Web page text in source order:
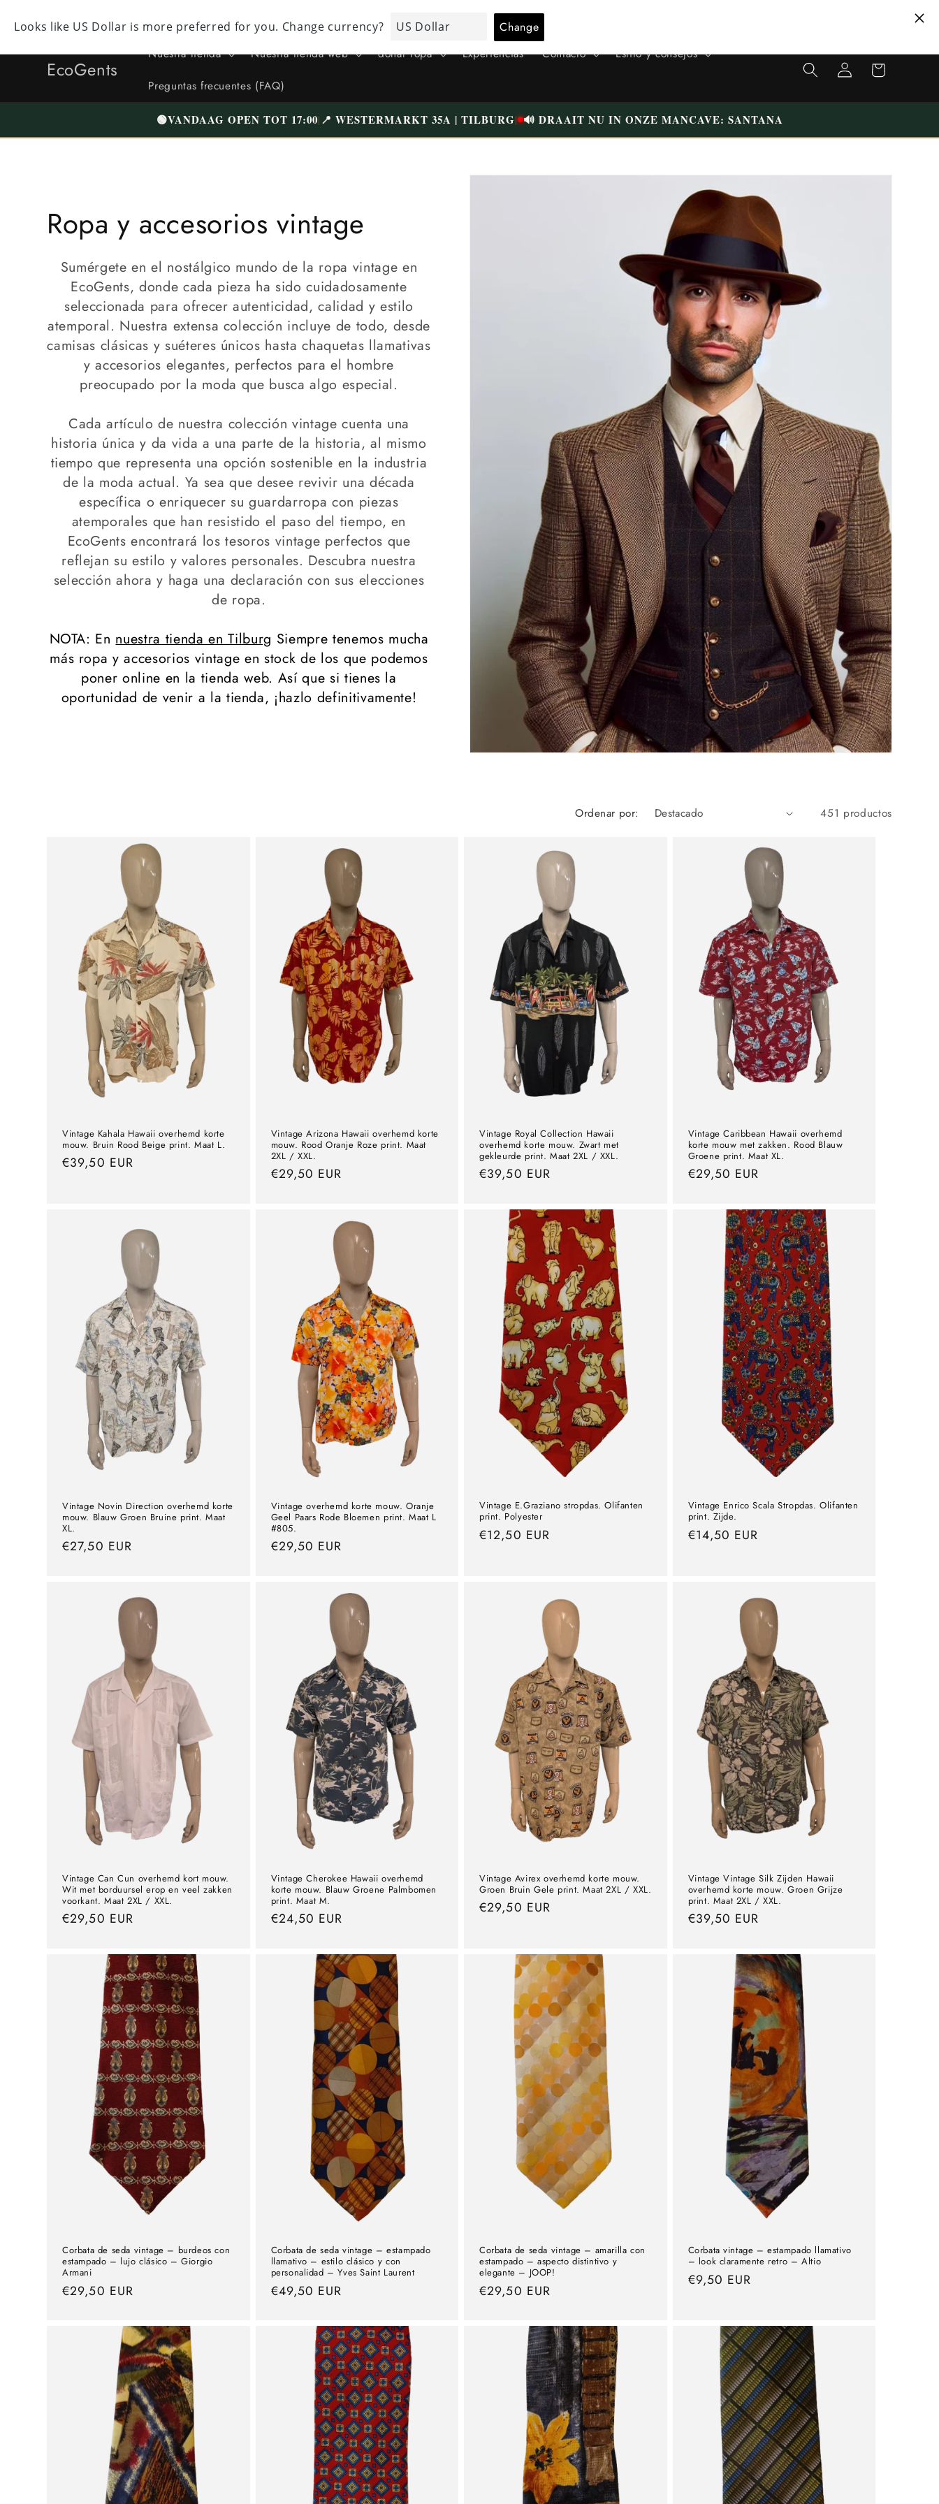
contenido
facebookInstagram
youtubetiktokX
Twitter)
TODA LA ROPA HA SIDO CUIDADOSAMENTE COMPROBADA Y
BIEN LAVADA | ENVÍO GRATIS A PARTIR DE 75€ (NL)
VISITE NUESTRA TIENDA ÚNICA EN TILBURG WESTERMARKT |
EcoGents
Nuestra tienda Nuestra tienda web donar ropa Experiencias Contacto Estilo y consejos
Preguntas frecuentes (FAQ)
Iniciar
sesión
carrito
🟢VANDAAG OPEN TOT 17:00| 📍 WESTERMARKT 35A | TILBURG| 🔊 DRAAIT NU IN ONZE MANCAVE: SANTANA
C
o
e
i
ó
Ropa y accesorios vintage
Sumérgete en el nostálgico mundo de la ropa vintage en
EcoGents, donde cada pieza ha sido cuidadosamente
seleccionada para ofrecer autenticidad, calidad y estilo
atemporal. Nuestra extensa colección incluye de todo, desde
camisas clásicas y suéteres únicos hasta chaquetas llamativas
y accesorios elegantes, perfectos para el hombre
preocupado por la moda que busca algo especial.
Cada artículo de nuestra colección vintage cuenta una
historia única y da vida a una parte de la historia, al mismo
tiempo que representa una opción sostenible en la industria
de la moda actual. Ya sea que desee revivir una década
específica o enriquecer su guardarropa con piezas
atemporales que han resistido el paso del tiempo, en
EcoGents encontrará los tesoros vintage perfectos que
reflejan su estilo y valores personales. Descubra nuestra
selección ahora y haga una declaración con sus elecciones
de ropa.
NOTA: En nuestra tienda en Tilburg Siempre tenemos mucha
más ropa y accesorios vintage en stock de los que podemos
poner online en la tienda web. Así que si tienes la
oportunidad de venir a la tienda, ¡hazlo definitivamente!
Ordenar por: 451 productos
Vintage Kahala Hawaii overhemd korte
mouw. Bruin Rood Beige print. Maat L.
precio
€39,50 EUR
Vintage Arizona Hawaii overhemd korte
mouw. Rood Oranje Roze print. Maat
2XL / XXL.
precio
€29,50 EUR
Vintage Royal Collection Hawaii
overhemd korte mouw. Zwart met
gekleurde print. Maat 2XL / XXL.
precio
€39,50 EUR
Vintage Caribbean Hawaii overhemd
korte mouw met zakken. Rood Blauw
Groene print. Maat XL.
precio
€29,50 EUR
Vintage Novin Direction overhemd korte
mouw. Blauw Groen Bruine print. Maat
XL.
precio
€27,50 EUR
Vintage overhemd korte mouw. Oranje
Geel Paars Rode Bloemen print. Maat L
#805.
precio
€29,50 EUR
Vintage E.Graziano stropdas. Olifanten
print. Polyester
precio
€12,50 EUR
Vintage Enrico Scala Stropdas. Olifanten
print. Zijde.
precio
€14,50 EUR
Vintage Can Cun overhemd kort mouw.
Wit met borduursel erop en veel zakken
voorkant. Maat 2XL / XXL.
precio
€29,50 EUR
Vintage Cherokee Hawaii overhemd
korte mouw. Blauw Groene Palmbomen
print. Maat M.
precio
€24,50 EUR
Vintage Avirex overhemd korte mouw.
Groen Bruin Gele print. Maat 2XL / XXL.
precio
€29,50 EUR
Vintage Vintage Silk Zijden Hawaii
overhemd korte mouw. Groen Grijze
print. Maat 2XL / XXL.
precio
€39,50 EUR
Corbata de seda vintage – burdeos con
estampado – lujo clásico – Giorgio
Armani
precio
€29,50 EUR
Corbata de seda vintage – estampado
llamativo – estilo clásico y con
personalidad – Yves Saint Laurent
precio
€49,50 EUR
Corbata de seda vintage – amarilla con
estampado – aspecto distintivo y
elegante – JOOP!
precio
€29,50 EUR
Corbata vintage – estampado llamativo
– look claramente retro – Altio
precio
€9,50 EUR